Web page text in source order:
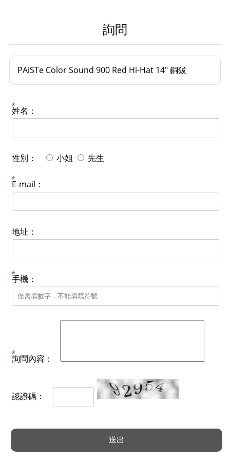
詢問
PAiSTe Color Sound 900 Red Hi-Hat 14" 銅鈸
姓名：
性別： 小姐 先生
E-mail：
地址：
手機：
詢問內容：
認證碼：